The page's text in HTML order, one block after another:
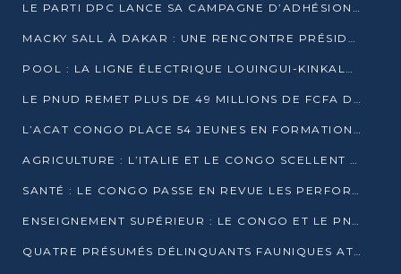
LE PARTI DPC LANCE SA CAMPAGNE D’ADHÉSIONS ET VEUT STRUCTURER SA PRÉSENCE DANS LES 15 DÉPARTEMENTS
MACKY SALL À DAKAR : UNE RENCONTRE PRÉSIDENTIELLE QUI DIVISE L’OPINION SÉNÉGALAISE
POOL : LA LIGNE ÉLECTRIQUE LOUINGUI-KINKALA-BOKO MISE EN SERVICE
LE PNUD REMET PLUS DE 49 MILLIONS DE FCFA D’ÉQUIPEMENTS POUR ACCÉLÉRER LA NUMÉRISATION DU SYSTÈME DE SANTÉ
L’ACAT CONGO PLACE 54 JEUNES EN FORMATION PROFESSIONNELLE
AGRICULTURE : L’ITALIE ET LE CONGO SCELLENT UN PARTENARIAT POUR UNE PRODUCTION LOCALE DURABLE
SANTÉ : LE CONGO PASSE EN REVUE LES PERFORMANCES DE SES HÔPITAUX À MI-PARCOURS
ENSEIGNEMENT SUPÉRIEUR : LE CONGO ET LE PNUD VEULENT RAPPROCHER LA FORMATION UNIVERSITAIRE DES BESOINS DU MARCHÉ DE L’EMPLOI
QUATRE PRÉSUMÉS DÉLINQUANTS FAUNIQUES ATTENDUS DEVANT LA JUSTICE POUR TRAFIC D’IVOIRE